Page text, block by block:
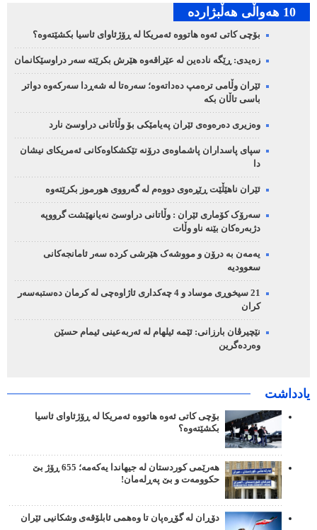
10 هه‌واڵی هه‌ڵبژارده‌
بۆچی کاتی ئەوە هاتووە ئەمریکا لە ڕۆژئاوای ئاسیا بکشێتەوە؟
زەیدی: ڕێگە نادەین لە عێراقەوە هێرش بکرێتە سەر دراوسێکانمان
ئێران وڵامی ترەمپ دەداتەوە؛ سەرەتا لە شەڕدا سەرکەوە دواتر
باسی تاڵان بکە
وەزیری دەرەوەی ئێران پەیامێکی بۆ وڵاتانی دراوسێ نارد
سپای پاسداران پاشماوەی درۆنە تێکشکاوەکانی ئەمریکای نیشان
دا
ئێران ناهێڵێت ڕێڕەوی دووەم لە گەرووی هورموز بکرێتەوە
سەرۆک کۆماری ئێران : وڵاتانی دراوسێ نەیانهێشت گرووپە
دژبەرەکان بێنە ناو وڵات
یەمەن بە درۆن و مووشەک هێرشی کردە سەر ئامانجەکانی
سعوودیە
21 سیخوڕی موساد و 4 چەکداری ئاژاوەچی لە کرمان دەستبەسەر
کران
نێچیرڤان بارزانی: ئێمە ئیلهام لە ئەربەعینی ئیمام حسێن
وەردەگرین
یادداشت
بۆچی کاتی ئەوە هاتووە ئەمریکا لە ڕۆژئاوای ئاسیا
بکشێتەوە؟
هەرێمی کوردستان لە جیهاندا یەکەمە؛ 655 ڕۆژ بێ
حکوومەت و بێ پەڕلەمان!
دۆڕان لە گۆڕەپان تا وەهمی ئابلۆقەی وشکانیی ئێران